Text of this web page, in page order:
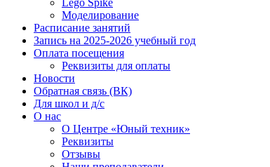
Lego Spike
Моделирование
Расписание занятий
Запись на 2025-2026 учебный год
Оплата посещения
Реквизиты для оплаты
Новости
Обратная связь (ВК)
Для школ и д/с
О нас
О Центре «Юный техник»
Реквизиты
Отзывы